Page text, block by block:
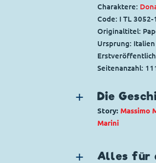
Charaktere:
Code: I TL 3052-
Originaltitel:
Ursprung: Italien
Seitenanzahl:
Die
Story: Massimo
Marini
Charaktere:
Alles für